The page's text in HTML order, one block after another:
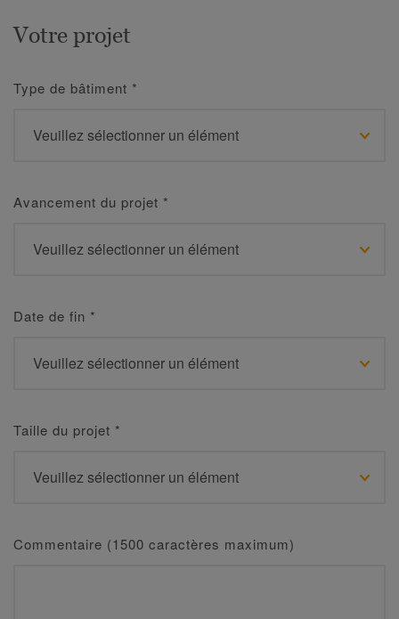
Votre projet
Type de bâtiment *
Avancement du projet *
Date de fin *
Taille du projet *
Commentaire (1500 caractères maximum)